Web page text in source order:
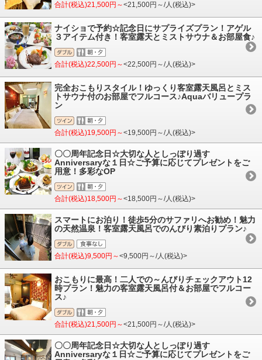
合計(税込)21,500円～<21,500円～/人(税込)>
ナイショで予約☆記念日にサプライズプラン！アゲル
３アイテム付き！客室露天とミストサウナ＆お部屋食♪
合計(税込)22,500円～<22,500円～/人(税込)>
完全おこもりスタイル！ゆっくり客室露天風呂とミス
トサウナ付のお部屋でフルコース♪Aquaバリュープラ
ン
合計(税込)19,500円～<19,500円～/人(税込)>
〇〇周年記念日☆大切な人としっぽり過す
Anniversaryな１日☆ご予算に応じてプレゼントをご
用意！多彩なOP
合計(税込)18,500円～<18,500円～/人(税込)>
スマートにお泊り！徒歩5分のサファリへお勧め！魅力
の天然温泉！客室露天風呂でのんびり素泊りプラン♪
合計(税込)9,500円～<9,500円～/人(税込)>
おこもりに最高！二人での～んびりチェックアウト12
時プラン！魅力の客室露天風呂付＆お部屋でフルコー
ス♪
合計(税込)21,500円～<21,500円～/人(税込)>
〇〇周年記念日☆大切な人としっぽり過す
Anniversaryな１日☆ご予算に応じてプレゼントをご